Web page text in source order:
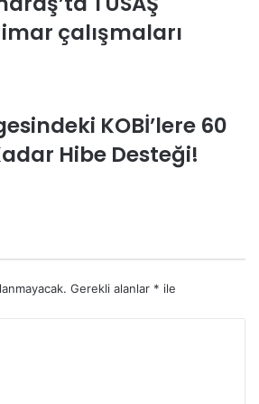
imar çalışmaları
KOBİ’lere 60
Hibe Desteği!
Gerekli alanlar * ile